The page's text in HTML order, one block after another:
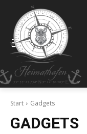
Start Gadgets
GADGETS